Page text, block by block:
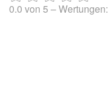
0.0 von 5 – Wertungen: